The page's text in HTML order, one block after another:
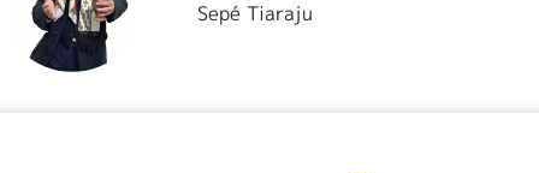
Sepé Tiaraju